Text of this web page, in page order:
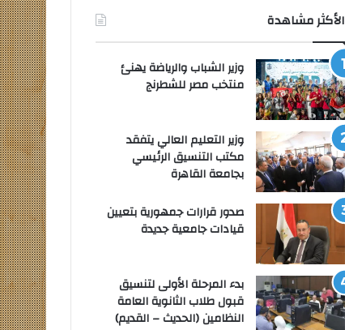
الأكثر مشاهدة
وزير الشباب والرياضة يهنئ
منتخب مصر للشطرنج
وزير التعليم العالي يتفقد
مكتب التنسيق الرئيسي
بجامعة القاهرة
صدور قرارات جمهورية بتعيين
قيادات جامعية جديدة
بدء المرحلة الأولى لتنسيق
قبول طلاب الثانوية العامة
النظامين (الحديث – القديم)